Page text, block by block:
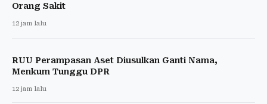
Orang Sakit
12 jam lalu
RUU Perampasan Aset Diusulkan Ganti Nama,
Menkum Tunggu DPR
12 jam lalu